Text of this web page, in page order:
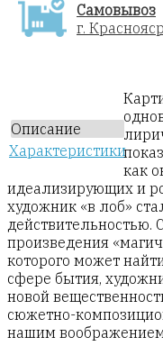
Самовывоз
г.
Описание
Характеристики
как
идеализирующих и
художник «в лоб»
действительностью.
произведения
которого может
сфере бытия,
новой
сюжетно-
нашим